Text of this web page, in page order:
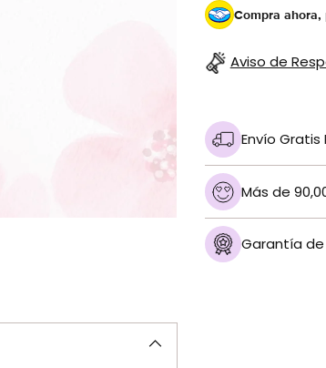
Compra ahora,
Aviso de
Envío Gratis
Más de
Garantía